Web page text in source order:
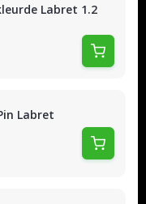
Labret 1.2
Labret